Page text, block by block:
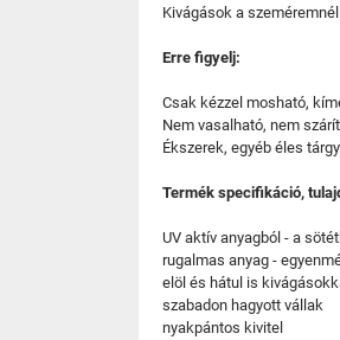
Kivágások a
Erre figyelj:
Csak kézzel mosható,
Nem vasalható, nem
Ékszerek, egyéb éles
Termék specifikáció,
UV aktív anyagból - a
rugalmas anyag -
elöl és hátul is
szabadon hagyott vállak
nyakpántos kivitel